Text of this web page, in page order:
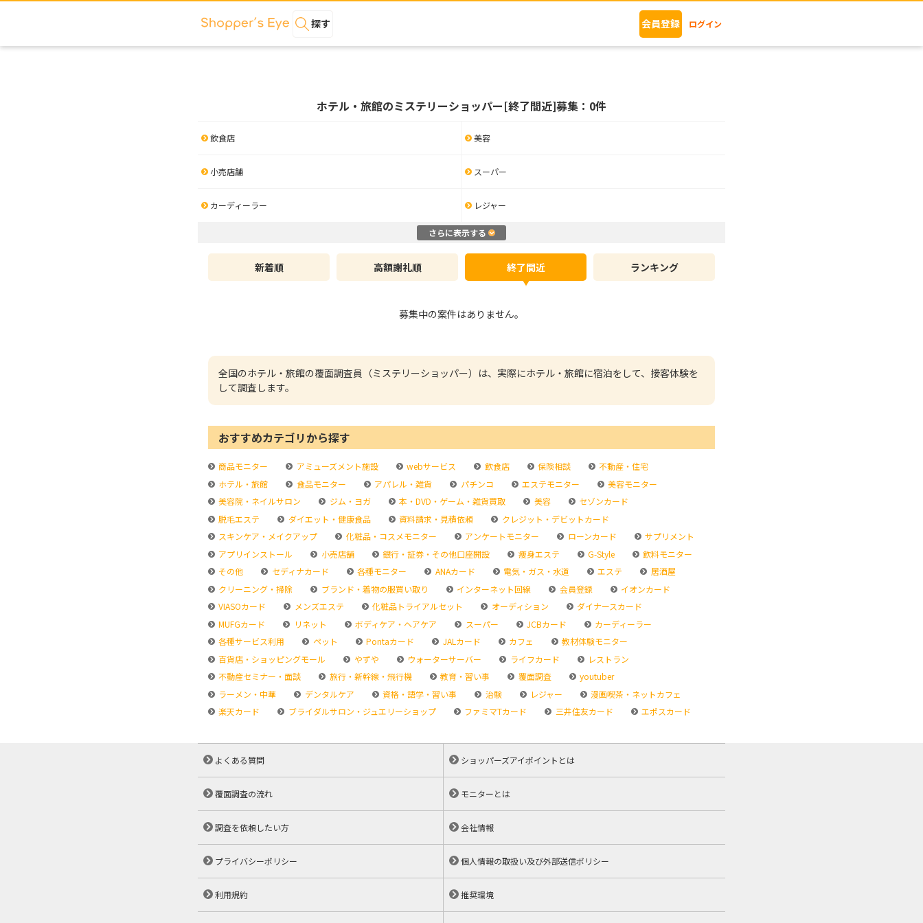
探す 会員登録 ログイン
ホテル・旅館のミステリーショッパー[終了間近]募集：0件
飲食店 美容
小売店舗 スーパー
カーディーラー レジャー
さらに表示する
新着順 高額謝礼順 終了間近 ランキング
募集中の案件はありません。
全国のホテル・旅館の覆面調査員（ミステリーショッパー）は、実際にホテル・旅館に宿泊をして、接客体験を
して調査します。
おすすめカテゴリから探す
商品モニター アミューズメント施設 webサービス 飲食店 保険相談
不動産・住宅
ホテル・旅館
食品モニター アパレル・雑貨 パチンコ エステモニター
美容モニター
美容院・ネイルサロン
ジム・ヨガ 本・DVD・ゲーム・雑貨買取 美容
セゾンカード
脱毛エステ
ダイエット・健康食品 資料請求・見積依頼
クレジット・デビットカード
スキンケア・メイクアップ
化粧品・コスメモニター アンケートモニター ローンカード
サプリメント
アプリインストール
小売店舗 銀行・証券・その他口座開設 痩身エステ G-Style
飲料モニター
その他
セディナカード 各種モニター ANAカード 電気・ガス・水道 エステ
居酒屋
クリーニング・掃除
ブランド・着物の服買い取り インターネット回線 会員登録
イオンカード
VIASOカード
メンズエステ 化粧品トライアルセット オーディション
ダイナースカード
MUFGカード
リネット ボディケア・ヘアケア スーパー JCBカード
カーディーラー
各種サービス利用
ペット Pontaカード JALカード カフェ
教材体験モニター
百貨店・ショッピングモール
やずや ウォーターサーバー ライフカード
レストラン
不動産セミナー・面談
旅行・新幹線・飛行機 教育・習い事 覆面調査
youtuber
ラーメン・中華
デンタルケア 資格・語学・習い事 治験 レジャー
漫画喫茶・ネットカフェ
楽天カード
ブライダルサロン・ジュエリーショップ ファミマTカード 三井住友カード エポスカード
よくある質問 ショッパーズアイポイントとは
覆面調査の流れ モニターとは
調査を依頼したい方 会社情報
プライバシーポリシー 個人情報の取扱い及び外部送信ポリシー
利用規約 推奨環境